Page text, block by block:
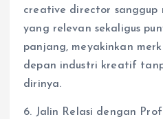
creative director sanggup
yang relevan sekaligus
panjang, meyakinkan
depan industri kreatif
dirinya.
6. Jalin Relasi dengan